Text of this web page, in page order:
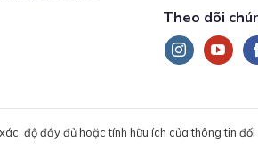
Theo dõi
độ đầy đủ hoặc tính hữu ích của thông tin đối